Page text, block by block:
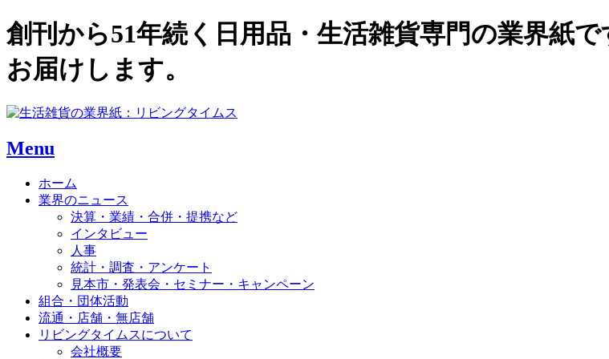
創刊から51年続く日用品・生活雑貨専門の業界紙
お届けします。
Menu
ホーム
業界のニュース
決算・業績・合併・提携など
インタビュー
人事
統計・調査・アンケート
見本市・発表会・セミナー・キャンペーン
組合・団体活動
流通・店舗・無店舗
リビングタイムスについて
会社概要